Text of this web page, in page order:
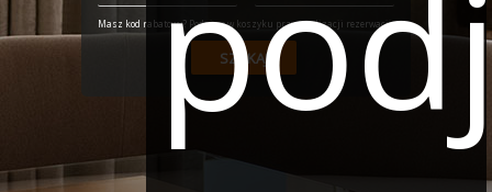
SZUKAJ
Masz kod rabatowy? Podaj go w koszyku przy finalizacji rezerwacji.